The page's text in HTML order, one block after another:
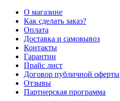
О магазине
Как сделать заказ?
Оплата
Доставка и самовывоз
Контакты
Гарантии
Прайс лист
Договор публичной оферты
Отзывы
Партнерская программа